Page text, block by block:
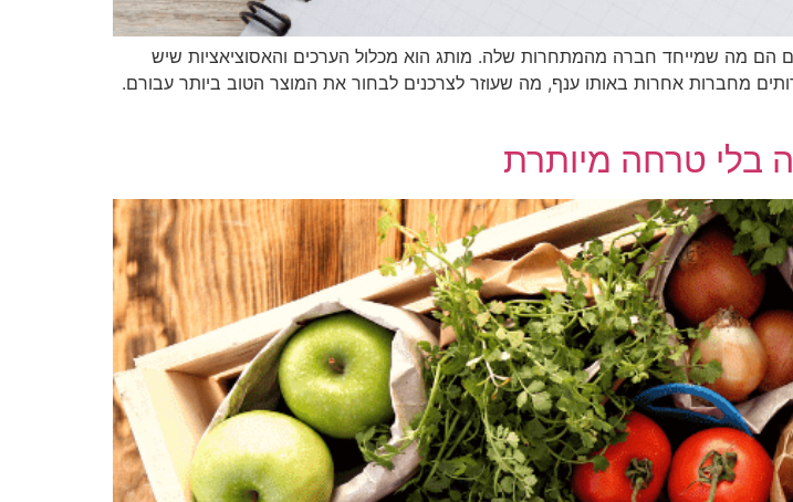
מה שמייחד חברה מהמתחרות שלה. מותג הוא מכלול הערכים והאסוציאציות שיש
מחברות אחרות באותו ענף, מה שעוזר לצרכנים לבחור את המוצר הטוב ביותר עבורם.
בלי טרחה מיותרת